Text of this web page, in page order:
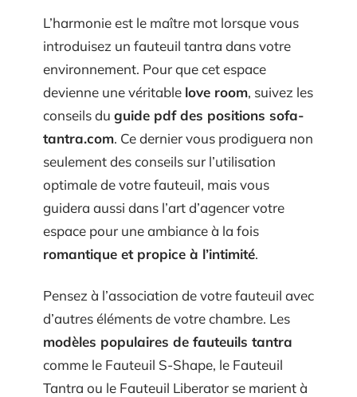
L’harmonie est le maître mot lorsque vous
introduisez un fauteuil tantra dans votre
environnement. Pour que cet espace
devienne une véritable love room, suivez les
conseils du guide pdf des positions sofa-
tantra.com. Ce dernier vous prodiguera non
seulement des conseils sur l’utilisation
optimale de votre fauteuil, mais vous
guidera aussi dans l’art d’agencer votre
espace pour une ambiance à la fois
romantique et propice à l’intimité.
Pensez à l’association de votre fauteuil avec
d’autres éléments de votre chambre. Les
modèles populaires de fauteuils tantra
comme le Fauteuil S-Shape, le Fauteuil
Tantra ou le Fauteuil Liberator se marient à